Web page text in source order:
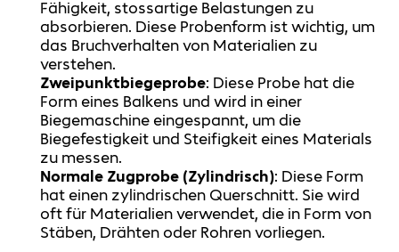
Fähigkeit, stossartige Belastungen zu
absorbieren. Diese Probenform ist wichtig, um
das Bruchverhalten von Materialien zu
verstehen.
Zweipunktbiegeprobe: Diese Probe hat die
Form eines Balkens und wird in einer
Biegemaschine eingespannt, um die
Biegefestigkeit und Steifigkeit eines Materials
zu messen.
Normale Zugprobe (Zylindrisch): Diese Form
hat einen zylindrischen Querschnitt. Sie wird
oft für Materialien verwendet, die in Form von
Stäben, Drähten oder Rohren vorliegen.